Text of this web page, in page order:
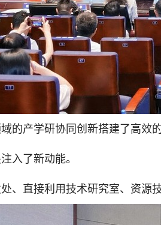
的产学研协同创新搭建了高效
入了新动能。
、直接利用技术研究室、资源